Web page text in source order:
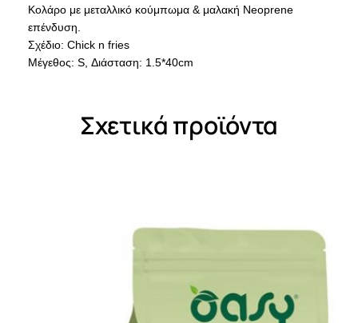
Κολάρο με μεταλλικό κούμπωμα & μαλακή Neoprene
επένδυση.
Σχέδιο: Chick n fries
Μέγεθος: S, Διάσταση: 1.5*40cm
Σχετικά προϊόντα